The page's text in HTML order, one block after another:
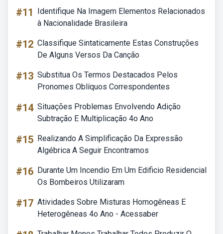
#11
Identifique Na Imagem Elementos Relacionados
à Nacionalidade Brasileira
#12 Classifique Sintaticamente Estas Construções
De Alguns Versos Da Canção
#13 Substitua Os Termos Destacados Pelos
Pronomes Oblíquos Correspondentes
#14 Situações Problemas Envolvendo Adição
Subtração E Multiplicação 4o Ano
#15 Realizando A Simplificação Da Expressão
Algébrica A Seguir Encontramos
#16 Durante Um Incendio Em Um Edificio Residencial
Os Bombeiros Utilizaram
#17 Atividades Sobre Misturas Homogêneas E
Heterogêneas 4o Ano - Acessaber